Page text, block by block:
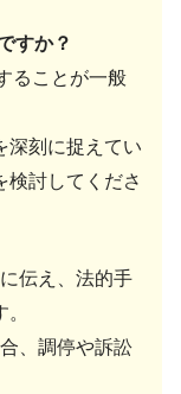
すか？
ることが一般
深刻に捉えてい
検討してくださ
伝え、法的手
、調停や訴訟